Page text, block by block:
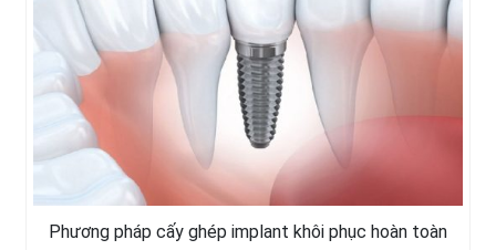
Phương pháp cấy ghép implant khôi phục hoàn toàn